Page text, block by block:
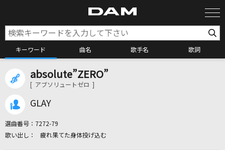
キーワード 曲名 歌手名 歌詞
カラオケ検索
absolute”ZERO”
[ アブソリュートゼロ ]
GLAY
選曲番号： 7272-79
疲れ果てた身体投げ込む